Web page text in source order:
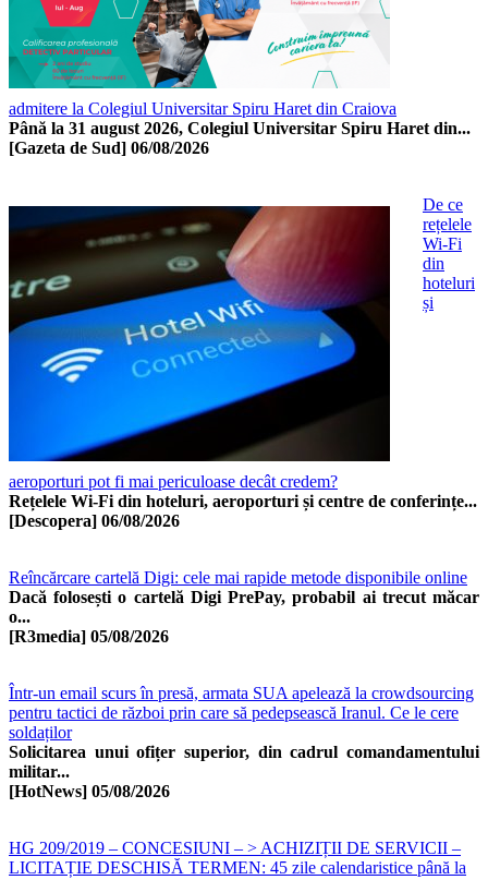
admitere la Colegiul Universitar Spiru Haret din Craiova
Până la 31 august 2026, Colegiul Universitar Spiru Haret din...
[Gazeta de Sud] 06/08/2026
De ce
rețelele
Wi-Fi
din
hoteluri
și
aeroporturi pot fi mai periculoase decât credem?
Rețelele Wi-Fi din hoteluri, aeroporturi și centre de conferințe...
[Descopera] 06/08/2026
Reîncărcare cartelă Digi: cele mai rapide metode disponibile online
Dacă folosești o cartelă Digi PrePay, probabil ai trecut măcar
o...
[R3media] 05/08/2026
Într-un email scurs în presă, armata SUA apelează la crowdsourcing
pentru tactici de război prin care să pedepsească Iranul. Ce le cere
soldaților
Solicitarea unui ofițer superior, din cadrul comandamentului
militar...
[HotNews] 05/08/2026
HG 209/2019 – CONCESIUNI – > ACHIZIȚII DE SERVICII –
LICITAȚIE DESCHISĂ TERMEN: 45 zile calendaristice până la